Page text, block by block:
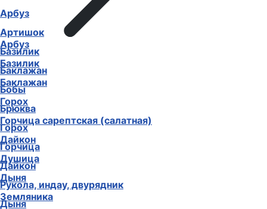
Арбуз
Базилик
Баклажан
Горох
Горчица сарептская (салатная)
Дайкон
Душица
Дыня
Земляника
Арбуз
Артишок
Базилик
Баклажан
Бобы
Брюква
Горох
Горчица
Дайкон
Рукола, индау, двурядник
Дыня